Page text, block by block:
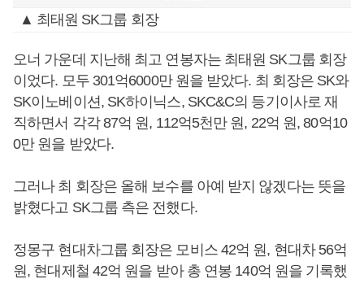
▲ 최태원 SK그룹 회장
오너 가운데 지난해 최고 연봉자는 최태원 SK그룹 회장
이었다. 모두 301억6000만 원을 받았다. 최 회장은 SK와
SK이노베이션, SK하이닉스, SKC&C의 등기이사로 재
직하면서 각각 87억 원, 112억5천만 원, 22억 원, 80억10
0만 원을 받았다.
그러나 최 회장은 올해 보수를 아예 받지 않겠다는 뜻을
밝혔다고 SK그룹 측은 전했다.
정몽구 현대차그룹 회장은 모비스 42억 원, 현대차 56억
원, 현대제철 42억 원을 받아 총 연봉 140억 원을 기록했